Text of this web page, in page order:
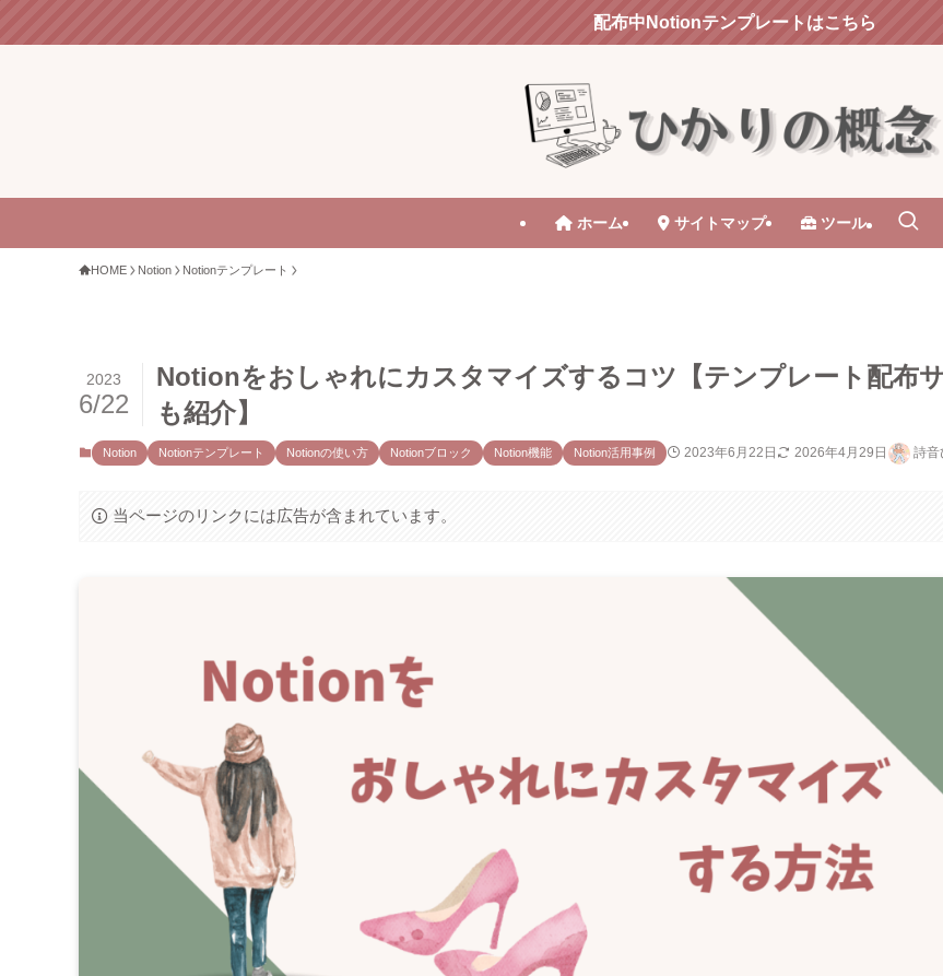
配布中Notionテンプレートはこちら
ホーム サイトマップ ツール
HOME Notion Notionテンプレート
Notionをおしゃれにカスタマイズするコツ【テンプレート配布
も紹介】
2023
6/22
Notion Notionテンプレート Notionの使い方 Notionブロック Notion機能 Notion活用事例 2023年6月22日 2026年4月29日 詩音
当ページのリンクには広告が含まれています。